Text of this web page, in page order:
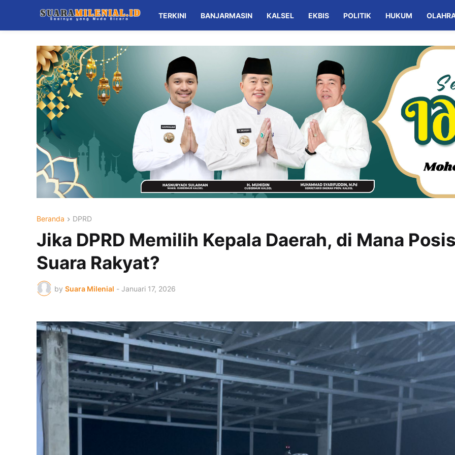
TERKINI BANJARMASIN KALSEL EKBIS POLITIK HUKUM
Beranda DPRD
Jika DPRD Memilih Kepala Daerah, di Mana
Suara Rakyat?
by Suara Milenial - Januari 17, 2026